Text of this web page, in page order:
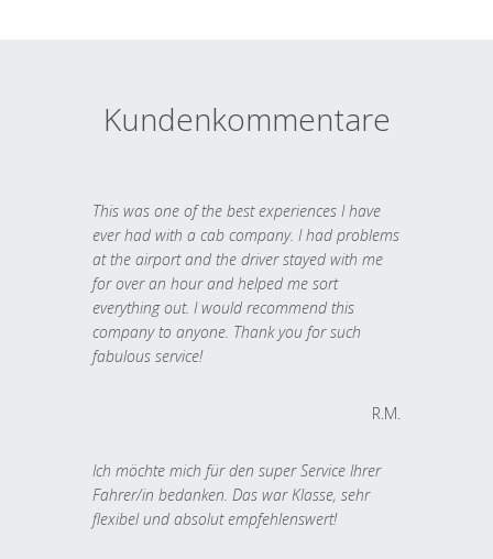
Kundenkommentare
This was one of the best experiences I have
ever had with a cab company. I had problems
at the airport and the driver stayed with me
for over an hour and helped me sort
everything out. I would recommend this
company to anyone. Thank you for such
fabulous service!
R.M.
Ich möchte mich für den super Service Ihrer
Fahrer/in bedanken. Das war Klasse, sehr
flexibel und absolut empfehlenswert!